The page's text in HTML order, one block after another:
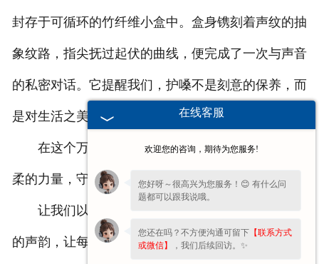
封存于可循环的竹纤维小盒中。盒身镌刻着声纹的抽
象纹路，指尖抚过起伏的曲线，便完成了一次与声音
的私密对话。它提醒我们，护嗓不是刻意的保养，而
是对生活之美的感知与回应。
在这个万物皆可量化的时代，恒升含片选择以温
柔的力量，守护每个个体的发声权利。
让我们以恒升含片为伴，在喧嚣中守护那份清亮
的声韵，让每一次发声，都如山涧溪流，清澈而自
在线客服
欢迎您的咨询，期待为您服务!
您好呀～很高兴为您服务！😊 有什么问
题都可以跟我说哦。
您还在吗？不方便沟通可留下 【联系方式
或微信】
，我们后续回访。✨